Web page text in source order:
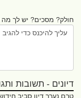
חולק? מסכים? יש לך מה
דיונים - תשובות
טרם נערך דיון סביב חידוש